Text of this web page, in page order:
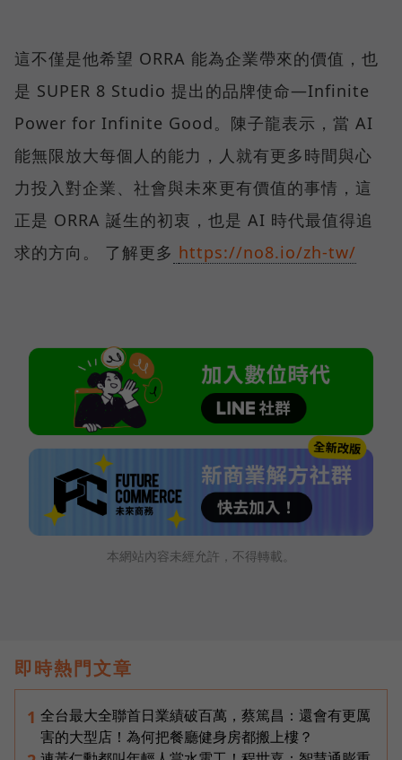
這不僅是他希望 ORRA 能為企業帶來的價值，也
是 SUPER 8 Studio 提出的品牌使命—Infinite
Power for Infinite Good。陳子龍表示，當 AI
能無限放大每個人的能力，人就有更多時間與心
力投入對企業、社會與未來更有價值的事情，這
正是 ORRA 誕生的初衷，也是 AI 時代最值得追
求的方向。 了解更多 https://no8.io/zh-tw/
本網站內容未經允許，不得轉載。
即時熱門文章
1 全台最大全聯首日業績破百萬，蔡篤昌：還會有更厲
害的大型店！為何把餐廳健身房都搬上樓？